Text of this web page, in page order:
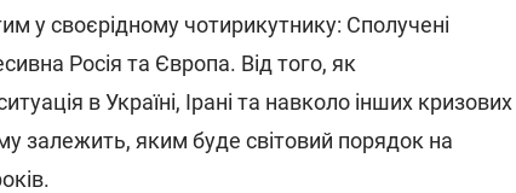
у своєрідному чотирикутнику: Сполучені
Росія та Європа. Від того, як
в Україні, Ірані та навколо інших кризових
залежить, яким буде світовий порядок на